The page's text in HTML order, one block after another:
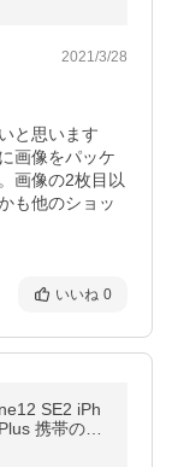
2021/3/28
と思います
画像をパッケ
画像の2枚目以
も他のショッ
いいね 0
SE2 iPh
携帯のケ
バー